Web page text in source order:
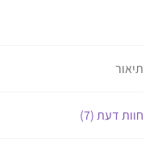
תיאור
חוות דעת (7)